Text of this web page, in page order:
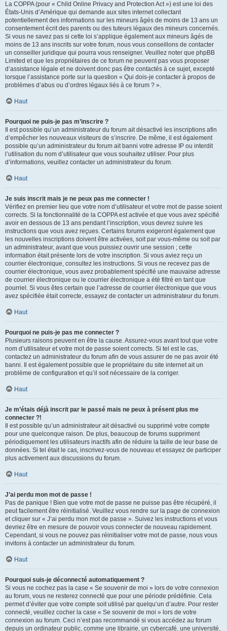
La COPPA (pour « Child Online Privacy and Protection Act ») est une loi des
États-Unis d’Amérique qui demande aux sites internet collectant
potentiellement des informations sur les mineurs âgés de moins de 13 ans un
consentement écrit des parents ou des tuteurs légaux des mineurs concernés.
Si vous ne savez pas si cette loi s’applique également aux mineurs âgés de
moins de 13 ans inscrits sur votre forum, nous vous conseillons de contacter
un conseiller juridique qui pourra vous renseigner. Veuillez noter que phpBB
Limited et que les propriétaires de ce forum ne peuvent pas vous proposer
d’assistance légale et ne doivent donc pas être contactés à ce sujet, excepté
lorsque l’assistance porte sur la question « Qui dois-je contacter à propos de
problèmes d’abus ou d’ordres légaux liés à ce forum ? ».
Haut
Pourquoi ne puis-je pas m’inscrire ?
Il est possible qu’un administrateur du forum ait désactivé les inscriptions afin
d’empêcher les nouveaux visiteurs de s’inscrire. De même, il est également
possible qu’un administrateur du forum ait banni votre adresse IP ou interdit
l’utilisation du nom d’utilisateur que vous souhaitez utiliser. Pour plus
d’informations, veuillez contacter un administrateur du forum.
Haut
Je suis inscrit mais je ne peux pas me connecter !
Vérifiez en premier lieu que votre nom d’utilisateur et votre mot de passe soient
corrects. Si la fonctionnalité de la COPPA est activée et que vous avez spécifié
avoir en dessous de 13 ans pendant l’inscription, vous devrez suivre les
instructions que vous avez reçues. Certains forums exigeront également que
les nouvelles inscriptions doivent être activées, soit par vous-même ou soit par
un administrateur, avant que vous puissiez ouvrir une session ; cette
information était présente lors de votre inscription. Si vous aviez reçu un
courrier électronique, consultez les instructions. Si vous ne recevez pas de
courrier électronique, vous avez probablement spécifié une mauvaise adresse
de courrier électronique ou le courrier électronique a été filtré en tant que
pourriel. Si vous êtes certain que l’adresse de courrier électronique que vous
avez spécifiée était correcte, essayez de contacter un administrateur du forum.
Haut
Pourquoi ne puis-je pas me connecter ?
Plusieurs raisons peuvent en être la cause. Assurez-vous avant tout que votre
nom d’utilisateur et votre mot de passe soient corrects. Si tel est le cas,
contactez un administrateur du forum afin de vous assurer de ne pas avoir été
banni. Il est également possible que le propriétaire du site internet ait un
problème de configuration et qu’il soit nécessaire de la corriger.
Haut
Je m’étais déjà inscrit par le passé mais ne peux à présent plus me
connecter ?!
Il est possible qu’un administrateur ait désactivé ou supprimé votre compte
pour une quelconque raison. De plus, beaucoup de forums suppriment
périodiquement les utilisateurs inactifs afin de réduire la taille de leur base de
données. Si tel était le cas, inscrivez-vous de nouveau et essayez de participer
plus activement aux discussions du forum.
Haut
J’ai perdu mon mot de passe !
Pas de panique ! Bien que votre mot de passe ne puisse pas être récupéré, il
peut facilement être réinitialisé. Veuillez vous rendre sur la page de connexion
et cliquer sur « J’ai perdu mon mot de passe ». Suivez les instructions et vous
devriez être en mesure de pouvoir vous connecter de nouveau rapidement.
Cependant, si vous ne pouvez pas réinitialiser votre mot de passe, nous vous
invitons à contacter un administrateur du forum.
Haut
Pourquoi suis-je déconnecté automatiquement ?
Si vous ne cochez pas la case « Se souvenir de moi » lors de votre connexion
au forum, vous ne resterez connecté que pour une période prédéfinie. Cela
permet d’éviter que votre compte soit utilisé par quelqu’un d’autre. Pour rester
connecté, veuillez cocher la case « Se souvenir de moi » lors de votre
connexion au forum. Ceci n’est pas recommandé si vous accédez au forum
depuis un ordinateur public, comme une librairie, un cybercafé, une université,